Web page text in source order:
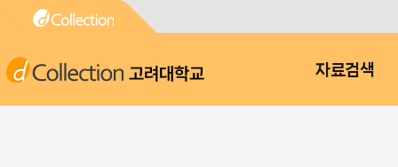
고려대학교 자료검색